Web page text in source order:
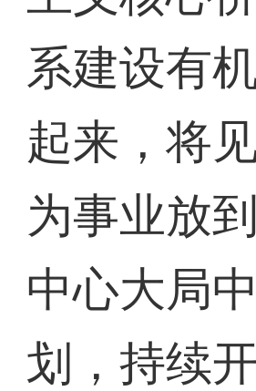
系建设有
起来，将
为事业放
中心大局
划，持续